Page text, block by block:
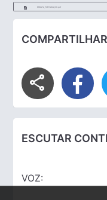
ERRATA_PORTARIA_016.pdf
COMPARTILHAR
share
ESCUTAR
VOZ: